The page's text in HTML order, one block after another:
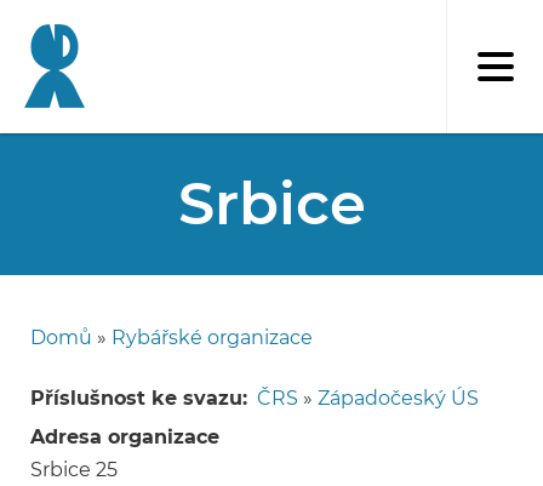
hlavnímu
obsahu
Srbice
Drobečková
navigace
Domů Rybářské organizace
Příslušnost ke svazu ČRS » Západočeský ÚS
Adresa organizace
Srbice 25